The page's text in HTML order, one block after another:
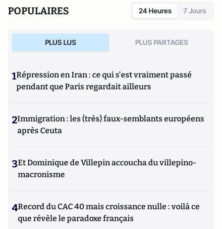
POPULAIRES 24 Heures 7 Jours
PLUS LUS PLUS PARTAGES
1Répression en Iran : ce qui s'est vraiment passé
pendant que Paris regardait ailleurs
2Immigration : les (très) faux-semblants européens
après Ceuta
3Et Dominique de Villepin accoucha du villepino-
macronisme
4Record du CAC 40 mais croissance nulle : voilà ce
que révèle le paradoxe français